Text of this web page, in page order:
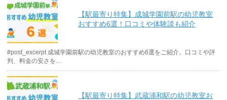
【駅最寄り特集】成城学園前駅の幼児教室
おすすめ6選！口コミや体験談も紹介
#post_excerpt 成城学園前駅の幼児教室のおすすめ6選をご紹介。口コミや評
判、料金の安さを…
【駅最寄り特集】武蔵浦和駅の幼児教室お